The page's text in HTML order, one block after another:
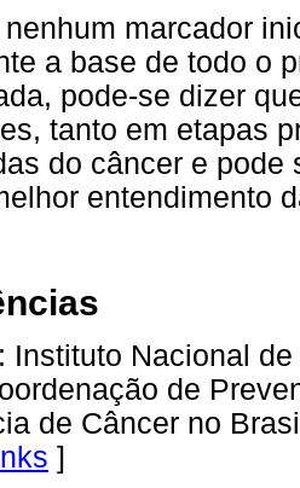
nenhum marcador
a base de todo o
pode-se dizer
tanto em etapas
do câncer e
entendimento
Instituto Nacional
de
de Câncer no
]